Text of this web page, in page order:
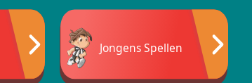
Jongens Spellen